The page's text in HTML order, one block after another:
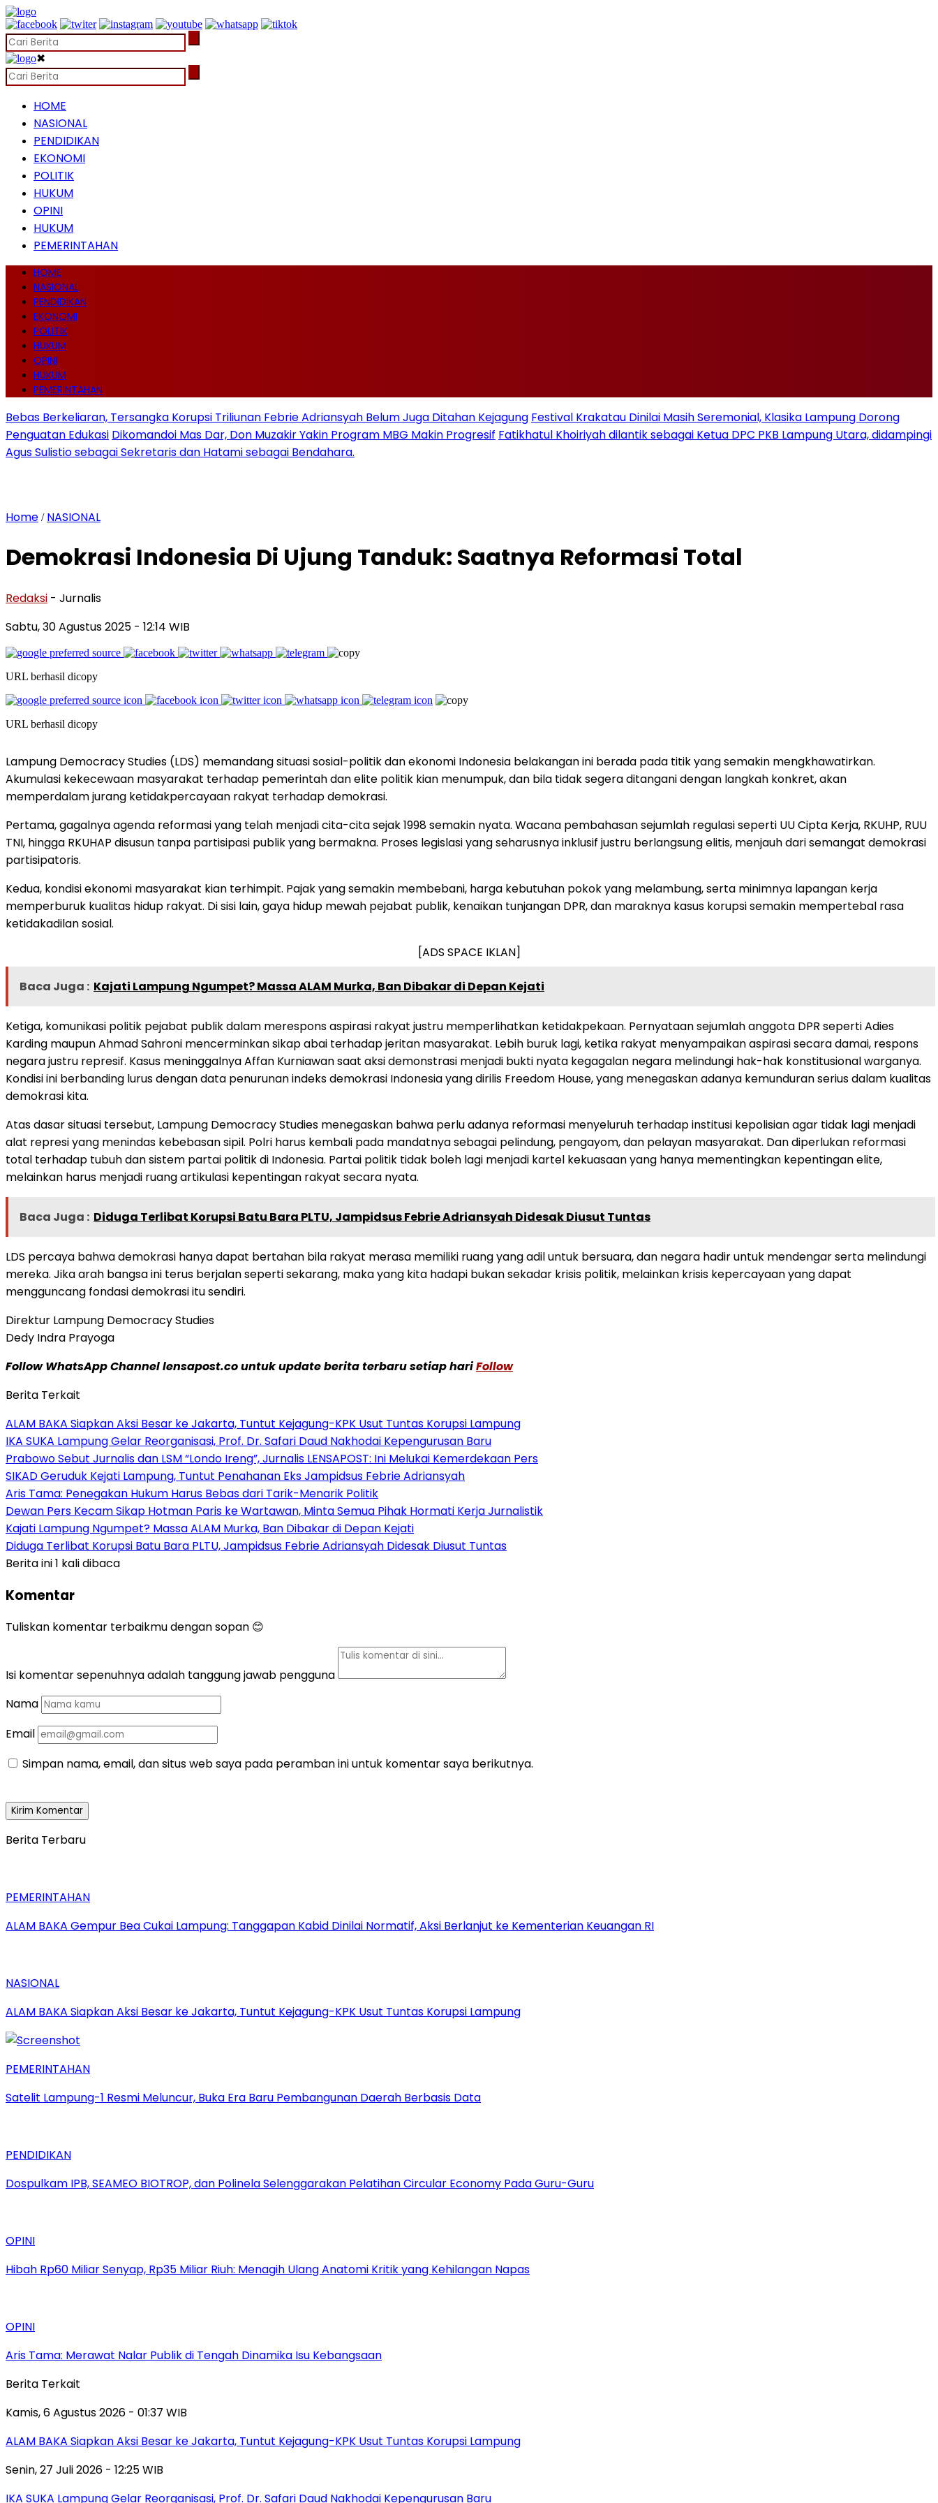
✖
HOME
NASIONAL
PENDIDIKAN
EKONOMI
POLITIK
HUKUM
OPINI
HUKUM
PEMERINTAHAN
HOME
NASIONAL
PENDIDIKAN
EKONOMI
POLITIK
HUKUM
OPINI
HUKUM
PEMERINTAHAN
Bebas Berkeliaran, Tersangka Korupsi Triliunan Febrie Adriansyah Belum Juga Ditahan Kejagung Festival Krakatau Dinilai Masih Seremonial, Klasika Lampung Dorong
Penguatan Edukasi Dikomandoi Mas Dar, Don Muzakir Yakin Program MBG Makin Progresif Fatikhatul Khoiriyah dilantik sebagai Ketua DPC PKB Lampung Utara, didampingi
Agus Sulistio sebagai Sekretaris dan Hatami sebagai Bendahara.
Home / NASIONAL
Demokrasi Indonesia Di Ujung Tanduk: Saatnya Reformasi Total
Redaksi - Jurnalis
Sabtu, 30 Agustus 2025 - 12:14 WIB
URL berhasil dicopy
URL berhasil dicopy
Lampung Democracy Studies (LDS) memandang situasi sosial-politik dan ekonomi Indonesia belakangan ini berada pada titik yang semakin mengkhawatirkan.
Akumulasi kekecewaan masyarakat terhadap pemerintah dan elite politik kian menumpuk, dan bila tidak segera ditangani dengan langkah konkret, akan
memperdalam jurang ketidakpercayaan rakyat terhadap demokrasi.
Pertama, gagalnya agenda reformasi yang telah menjadi cita-cita sejak 1998 semakin nyata. Wacana pembahasan sejumlah regulasi seperti UU Cipta Kerja, RKUHP, RUU
TNI, hingga RKUHAP disusun tanpa partisipasi publik yang bermakna. Proses legislasi yang seharusnya inklusif justru berlangsung elitis, menjauh dari semangat demokrasi
partisipatoris.
Kedua, kondisi ekonomi masyarakat kian terhimpit. Pajak yang semakin membebani, harga kebutuhan pokok yang melambung, serta minimnya lapangan kerja
memperburuk kualitas hidup rakyat. Di sisi lain, gaya hidup mewah pejabat publik, kenaikan tunjangan DPR, dan maraknya kasus korupsi semakin mempertebal rasa
ketidakadilan sosial.
[ADS SPACE IKLAN]
Baca Juga : Kajati Lampung Ngumpet? Massa ALAM Murka, Ban Dibakar di Depan Kejati
Ketiga, komunikasi politik pejabat publik dalam merespons aspirasi rakyat justru memperlihatkan ketidakpekaan. Pernyataan sejumlah anggota DPR seperti Adies
Karding maupun Ahmad Sahroni mencerminkan sikap abai terhadap jeritan masyarakat. Lebih buruk lagi, ketika rakyat menyampaikan aspirasi secara damai, respons
negara justru represif. Kasus meninggalnya Affan Kurniawan saat aksi demonstrasi menjadi bukti nyata kegagalan negara melindungi hak-hak konstitusional warganya.
Kondisi ini berbanding lurus dengan data penurunan indeks demokrasi Indonesia yang dirilis Freedom House, yang menegaskan adanya kemunduran serius dalam kualitas
demokrasi kita.
Atas dasar situasi tersebut, Lampung Democracy Studies menegaskan bahwa perlu adanya reformasi menyeluruh terhadap institusi kepolisian agar tidak lagi menjadi
alat represi yang menindas kebebasan sipil. Polri harus kembali pada mandatnya sebagai pelindung, pengayom, dan pelayan masyarakat. Dan diperlukan reformasi
total terhadap tubuh dan sistem partai politik di Indonesia. Partai politik tidak boleh lagi menjadi kartel kekuasaan yang hanya mementingkan kepentingan elite,
melainkan harus menjadi ruang artikulasi kepentingan rakyat secara nyata.
Baca Juga : Diduga Terlibat Korupsi Batu Bara PLTU, Jampidsus Febrie Adriansyah Didesak Diusut Tuntas
LDS percaya bahwa demokrasi hanya dapat bertahan bila rakyat merasa memiliki ruang yang adil untuk bersuara, dan negara hadir untuk mendengar serta melindungi
mereka. Jika arah bangsa ini terus berjalan seperti sekarang, maka yang kita hadapi bukan sekadar krisis politik, melainkan krisis kepercayaan yang dapat
mengguncang fondasi demokrasi itu sendiri.
Direktur Lampung Democracy Studies
Dedy Indra Prayoga
Follow WhatsApp Channel lensapost.co untuk update berita terbaru setiap hariFollow
Berita Terkait
ALAM BAKA Siapkan Aksi Besar ke Jakarta, Tuntut Kejagung-KPK Usut Tuntas Korupsi Lampung
IKA SUKA Lampung Gelar Reorganisasi, Prof. Dr. Safari Daud Nakhodai Kepengurusan Baru
Prabowo Sebut Jurnalis dan LSM “Londo Ireng”, Jurnalis LENSAPOST: Ini Melukai Kemerdekaan Pers
SIKAD Geruduk Kejati Lampung, Tuntut Penahanan Eks Jampidsus Febrie Adriansyah
Aris Tama: Penegakan Hukum Harus Bebas dari Tarik-Menarik Politik
Dewan Pers Kecam Sikap Hotman Paris ke Wartawan, Minta Semua Pihak Hormati Kerja Jurnalistik
Kajati Lampung Ngumpet? Massa ALAM Murka, Ban Dibakar di Depan Kejati
Diduga Terlibat Korupsi Batu Bara PLTU, Jampidsus Febrie Adriansyah Didesak Diusut Tuntas
Berita ini 1 kali dibaca
Komentar
Tuliskan komentar terbaikmu dengan sopan 😊
Isi komentar sepenuhnya adalah tanggung jawab pengguna
Nama
Email
Simpan nama, email, dan situs web saya pada peramban ini untuk komentar saya berikutnya.
Berita Terbaru
PEMERINTAHAN
ALAM BAKA Gempur Bea Cukai Lampung: Tanggapan Kabid Dinilai Normatif, Aksi Berlanjut ke Kementerian Keuangan RI
NASIONAL
ALAM BAKA Siapkan Aksi Besar ke Jakarta, Tuntut Kejagung-KPK Usut Tuntas Korupsi Lampung
PEMERINTAHAN
Satelit Lampung-1 Resmi Meluncur, Buka Era Baru Pembangunan Daerah Berbasis Data
PENDIDIKAN
Dospulkam IPB, SEAMEO BIOTROP, dan Polinela Selenggarakan Pelatihan Circular Economy Pada Guru-Guru
OPINI
Hibah Rp60 Miliar Senyap, Rp35 Miliar Riuh: Menagih Ulang Anatomi Kritik yang Kehilangan Napas
OPINI
Aris Tama: Merawat Nalar Publik di Tengah Dinamika Isu Kebangsaan
Berita Terkait
Kamis, 6 Agustus 2026 - 01:37 WIB
ALAM BAKA Siapkan Aksi Besar ke Jakarta, Tuntut Kejagung-KPK Usut Tuntas Korupsi Lampung
Senin, 27 Juli 2026 - 12:25 WIB
IKA SUKA Lampung Gelar Reorganisasi, Prof. Dr. Safari Daud Nakhodai Kepengurusan Baru